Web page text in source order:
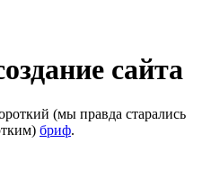
сайта
(мы правда старались
бриф.